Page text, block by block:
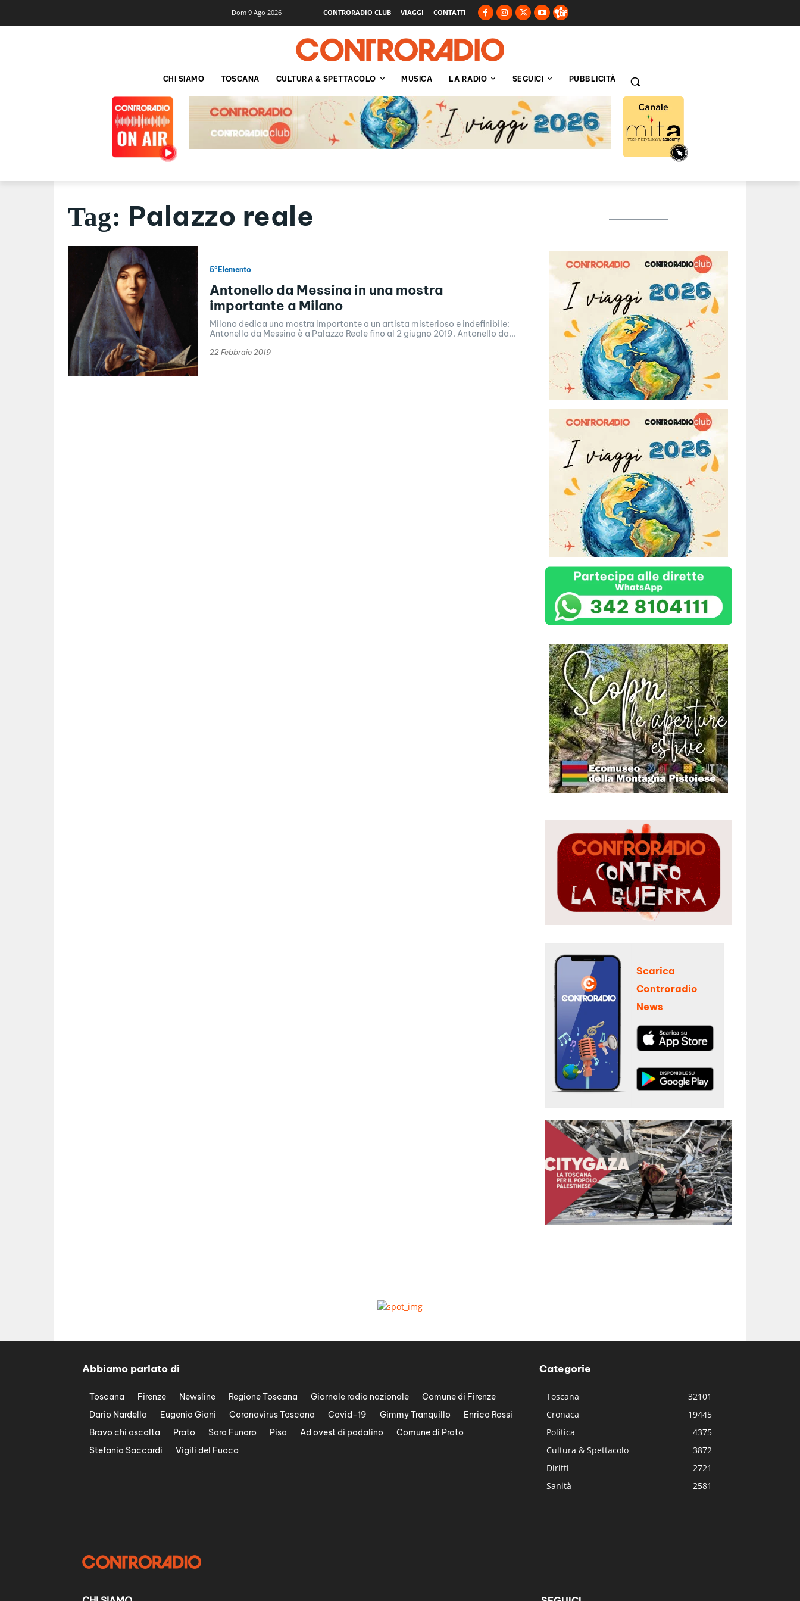
Dom 9 Ago 2026 CONTRORADIO CLUB VIAGGI CONTATTI
CHI SIAMO TOSCANA CULTURA & SPETTACOLO MUSICA LA RADIO SEGUICI PUBBLICITÀ
Tag: Palazzo reale
5°Elemento
Antonello da Messina in una mostra
importante a Milano
Milano dedica una mostra importante a un artista misterioso e indefinibile:
Antonello da Messina è a Palazzo Reale fino al 2 giugno 2019. Antonello da...
22 Febbraio 2019
Scarica
Controradio
News
Abbiamo parlato di
Toscana Firenze Newsline Regione Toscana Giornale radio nazionale
Comune di Firenze
Dario Nardella
Eugenio Giani Coronavirus Toscana Covid-19 Gimmy Tranquillo
Enrico Rossi
Bravo chi ascolta
Prato Sara Funaro Pisa Ad ovest di padalino
Comune di Prato
Stefania Saccardi
Vigili del Fuoco
Categorie
Toscana
32101
Cronaca
19445
Politica
4375
Cultura & Spettacolo
3872
Diritti
2721
Sanità
2581